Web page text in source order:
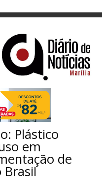
Plástico
em
de
Brasil